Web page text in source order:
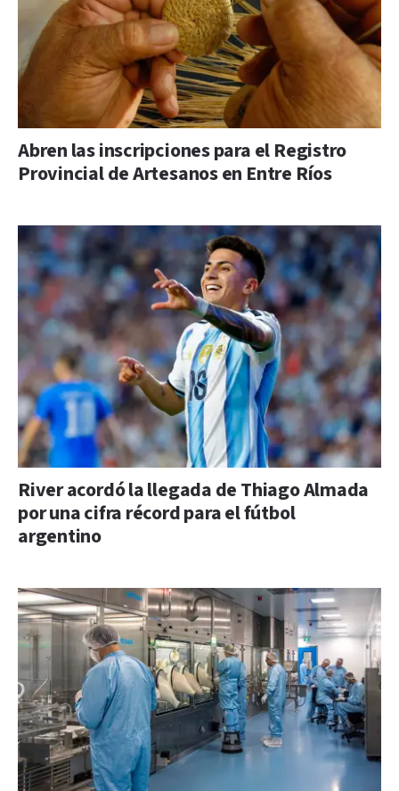
Abren las inscripciones para el Registro
Provincial de Artesanos en Entre Ríos
River acordó la llegada de Thiago Almada
por una cifra récord para el fútbol
argentino